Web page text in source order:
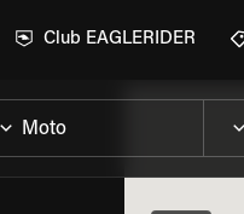
Club EAGLERIDER